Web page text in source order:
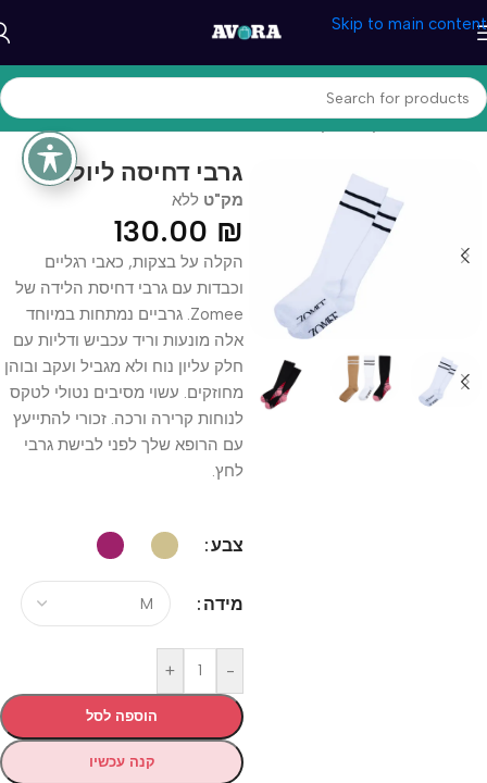
Skip to main content
עמוד הבית/תינוקות והנקה
גרבי דחיסה ליולדות
מק"ט ללא
130.00 ₪
הקלה על בצקות, כאבי רגליים
וכבדות עם גרבי דחיסת הלידה של
Zomee. גרביים נמתחות במיוחד
אלה מונעות וריד עכביש ודליות עם
חלק עליון נוח ולא מגביל ועקב ובוהן
מחוזקים. עשוי מסיבים נטולי לטקס
לנוחות קרירה ורכה. זכורי להתייעץ
עם הרופא שלך לפני לבישת גרבי
לחץ.
צבע
מידה
-
+
הוספה לסל
קנה עכשיו